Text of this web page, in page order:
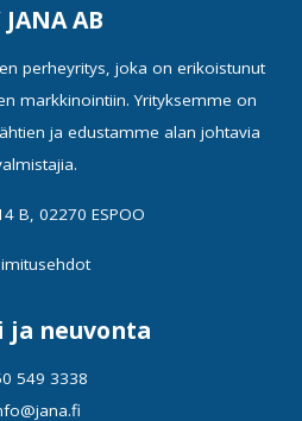
JANA AB
perheyritys, joka on erikoistunut
markkinointiin. Yrityksemme on
ja edustamme alan johtavia
B, 02270 ESPOO
ja neuvonta
549 3338